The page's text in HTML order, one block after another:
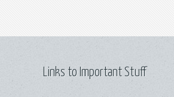
Links to Important Stuff